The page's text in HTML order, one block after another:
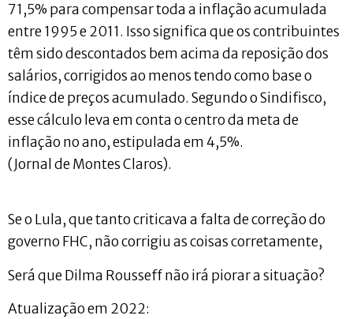
71,5% para compensar toda a inflação acumulada
entre 1995 e 2011. Isso significa que os contribuintes
têm sido descontados bem acima da reposição dos
salários, corrigidos ao menos tendo como base o
índice de preços acumulado. Segundo o Sindifisco,
esse cálculo leva em conta o centro da meta de
inflação no ano, estipulada em 4,5%.
(Jornal de Montes Claros).
Se o Lula, que tanto criticava a falta de correção do
governo FHC, não corrigiu as coisas corretamente,
Será que Dilma Rousseff não irá piorar a situação?
Atualização em 2022: